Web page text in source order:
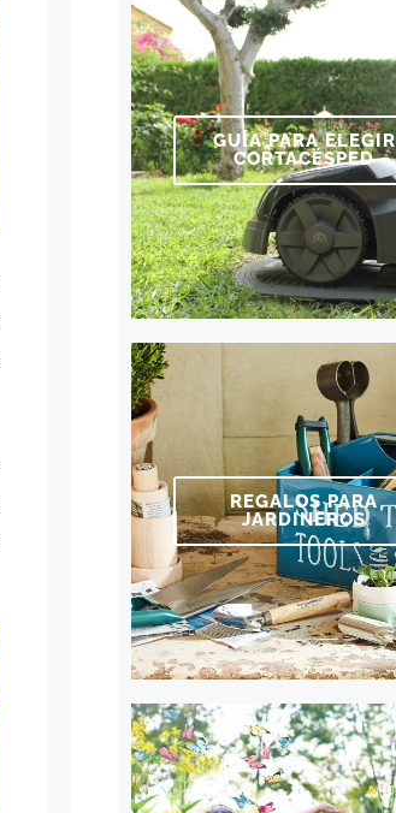
GUÍA PARA ELEGIR
CORTACÉSPED
REGALOS PARA
JARDINEROS